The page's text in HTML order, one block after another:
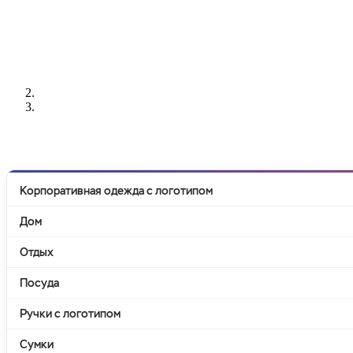
Корпоративная одежда с логотипом
Дом
Отдых
Посуда
Ручки с логотипом
Сумки